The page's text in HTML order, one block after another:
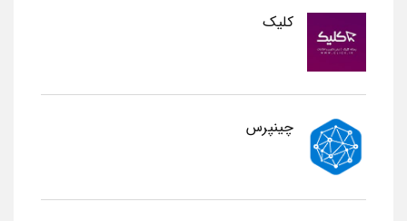
کلیک
چینپرس